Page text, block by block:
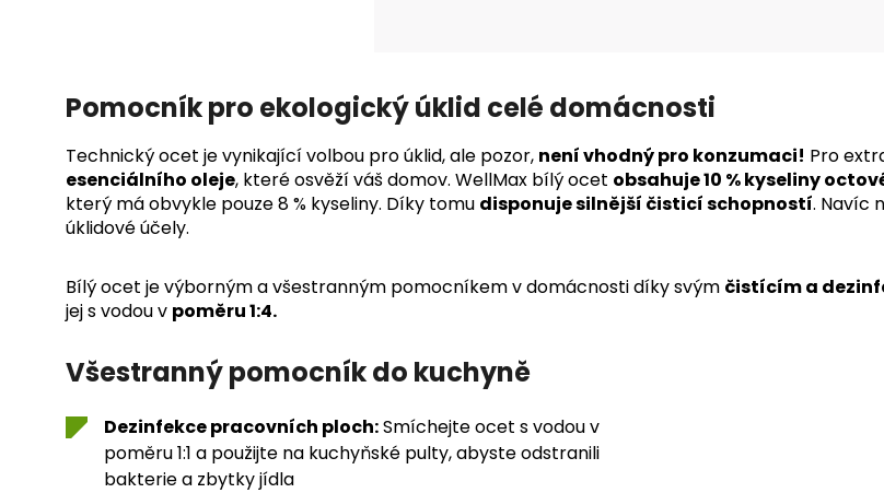
Pomocník pro ekologický úklid celé domácnosti
Technický ocet je vynikající volbou pro úklid, ale pozor, není vhodný pro konzumaci! Pro
esenciálního oleje, které osvěží váš domov. WellMax bílý ocet obsahuje 10 % kyseliny
který má obvykle pouze 8 % kyseliny. Díky tomu disponuje silnější čisticí schopností. Navíc
úklidové účely.
Bílý ocet je výborným a všestranným pomocníkem v domácnosti díky svým čistícím a
jej s vodou v poměru 1:4.
Všestranný pomocník do kuchyně
Dezinfekce pracovních ploch:Smíchejte ocet s vodou v
poměru 1:1 a použijte na kuchyňské pulty, abyste odstranili
bakterie a zbytky jídla